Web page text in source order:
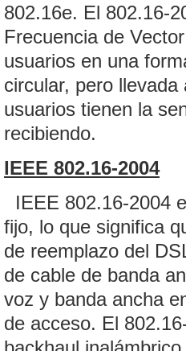
802.16e. El 802.16-
Frecuencia de
usuarios en una
circular, pero
usuarios tienen la
recibiendo.
IEEE 802.16-2004
IEEE 802.16-2004
fijo, lo que significa
de reemplazo del
de cable de banda
voz y banda ancha
de acceso. El